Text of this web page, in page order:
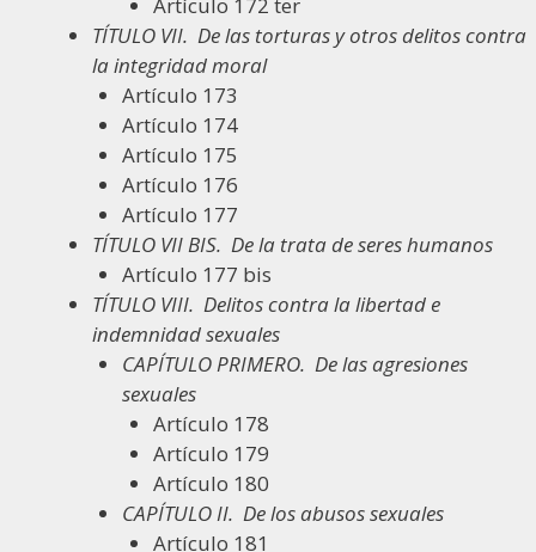
Artículo 172 ter
TÍTULO VII. De las torturas y otros delitos contra
la integridad moral
Artículo 173
Artículo 174
Artículo 175
Artículo 176
Artículo 177
TÍTULO VII BIS. De la trata de seres humanos
Artículo 177 bis
TÍTULO VIII. Delitos contra la libertad e
indemnidad sexuales
CAPÍTULO PRIMERO. De las agresiones
sexuales
Artículo 178
Artículo 179
Artículo 180
CAPÍTULO II. De los abusos sexuales
Artículo 181